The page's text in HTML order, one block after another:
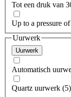
Tot een druk van
Up to a pressure
Uurwerk
Uurwerk
Automatisch
Quartz uurwerk (5)